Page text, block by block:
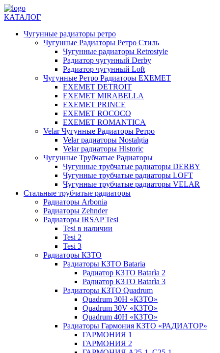
КАТАЛОГ
Чугунные радиаторы ретро
Чугунные Радиаторы Ретро Стиль
Чугунные радиаторы Retrostyle
Радиатор чугунный Derby
Радиатор чугунный Loft
Чугунные Ретро Радиаторы EXEMET
EXEMET DETROIT
EXEMET MIRABELLA
EXEMET PRINCE
EXEMET ROCOCO
EXEMET ROMANTICA
Velar Чугунные Радиаторы Ретро
Velar радиаторы Nostalgia
Velar радиаторы Historic
Чугунные Трубчатые Радиаторы
Чугунные трубчатые радиаторы DERBY
Чугунные трубчатые радиаторы LOFT
Чугунные трубчатые радиаторы VELAR
Стальные трубчатые радиаторы
Радиаторы Arbonia
Радиаторы Zehnder
Радиаторы IRSAP Tesi
Tesi в наличии
Tesi 2
Tesi 3
Радиаторы КЗТО
Радиаторы КЗТО Bataria
Радиатор КЗТО Batarìa 2
Радиатор КЗТО Batarìa 3
Радиаторы КЗТО Quadrum
Quadrum 30H «КЗТО»
Quadrum 30V «КЗТО»
Quadrum 40H «КЗТО»
Радиаторы Гармония КЗТО «РАДИАТОР»
ГАРМОНИЯ 1
ГАРМОНИЯ 2